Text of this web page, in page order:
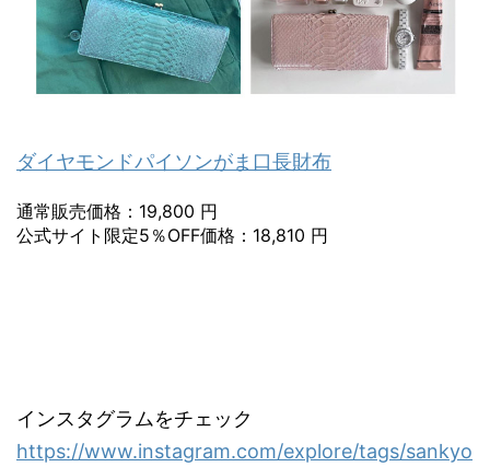
ダイヤモンドパイソンがま口長財布
通常販売価格：19,800 円
公式サイト限定5％OFF価格：18,810 円
インスタグラムをチェック
https://www.instagram.com/explore/tags/sankyo